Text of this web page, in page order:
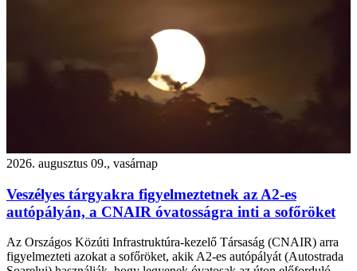
2026. augusztus 09., vasárnap
Veszélyes tárgyakra figyelmeztetnek az A2-es
autópályán, a CNAIR óvatosságra inti a sofőröket
Az Országos Közúti Infrastruktúra-kezelő Társaság (CNAIR) arra
figyelmezteti azokat a sofőröket, akik A2-es autópályát (Autostrada